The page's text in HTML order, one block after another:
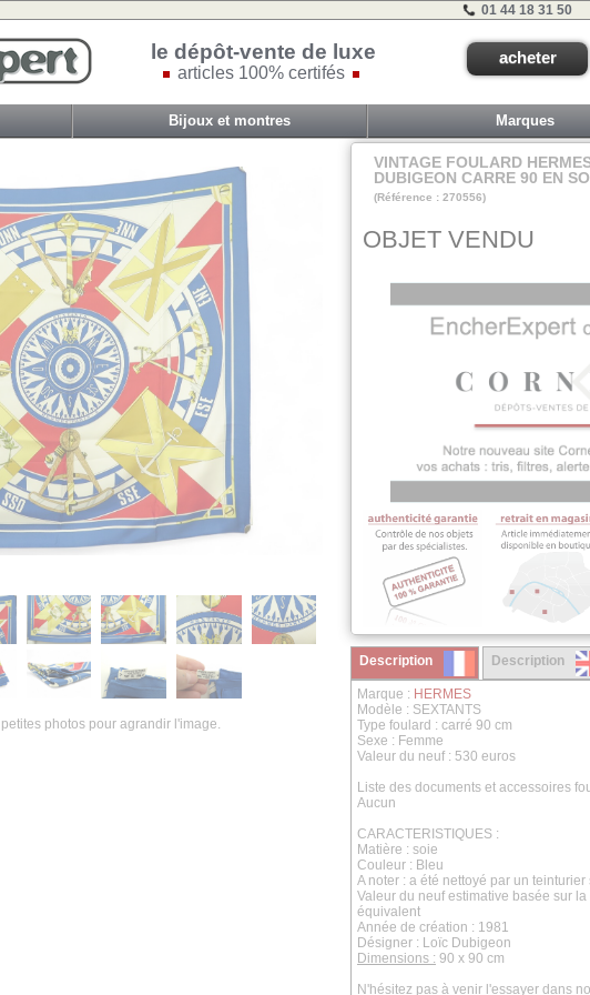
01 44 18 31 50
le dépôt-vente de luxe
articles 100% certifés
acheter
Bijoux et montres Marques
photos pour agrandir l'image.
VINTAGE FOULARD
DUBIGEON CARRE 90 EN
(Référence : 270556)
OBJET VENDU
Description Description
Marque : HERMES
Modèle : SEXTANTS
Type foulard : carré 90 cm
Sexe : Femme
Valeur du neuf : 530 euros
Liste des documents et accessoires
Aucun
CARACTERISTIQUES :
Matière : soie
Couleur : Bleu
A noter : a été nettoyé par un teinturier
Valeur du neuf estimative basée sur
équivalent
Année de création : 1981
Désigner : Loïc Dubigeon
Dimensions : 90 x 90 cm
N'hésitez pas à venir l'essayer dans